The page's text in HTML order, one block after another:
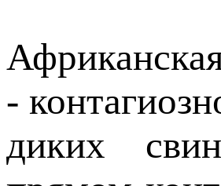
-
диких